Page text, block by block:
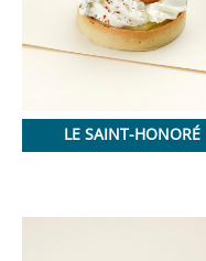
LE SAINT-HONORÉ